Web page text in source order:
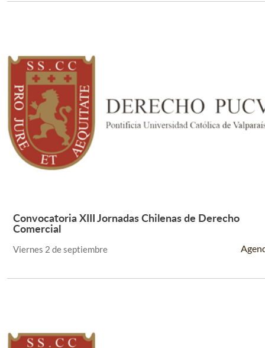
Leer Más +
Convocatoria XIII Jornadas Chilenas de Derecho
Comercial
Viernes 2 de septiembre